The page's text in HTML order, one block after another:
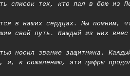
список тех, кто пал в бою из
в наших сердцах. Мы помним,
свой путь. Каждый из них
носил звание защитника.
и, к сожалению, эти цифры